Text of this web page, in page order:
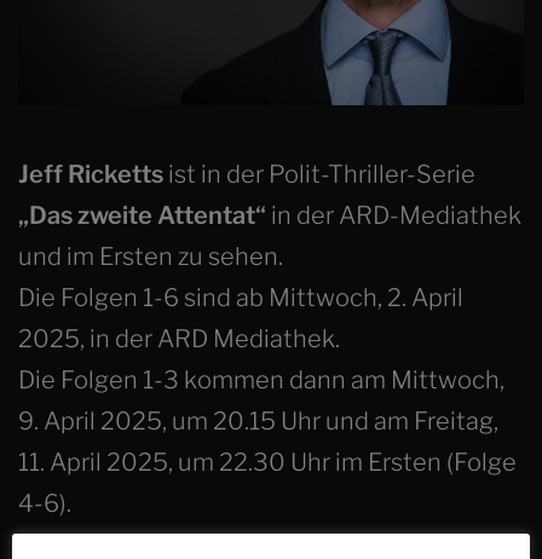
Jeff Ricketts ist in der Polit-Thriller-Serie
„Das zweite Attentat“ in der ARD-Mediathek
und im Ersten zu sehen.
Die Folgen 1-6 sind ab Mittwoch, 2. April
2025, in der ARD Mediathek.
Die Folgen 1-3 kommen dann am Mittwoch,
9. April 2025, um 20.15 Uhr und am Freitag,
11. April 2025, um 22.30 Uhr im Ersten (Folge
4-6).